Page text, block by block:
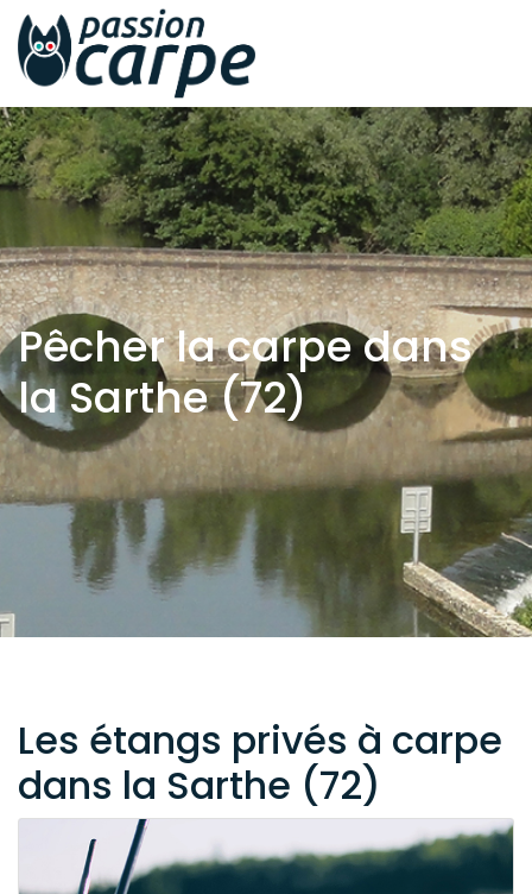
Pêcher la carpe dans
la Sarthe (72)
Les étangs privés à carpe
dans la Sarthe (72)